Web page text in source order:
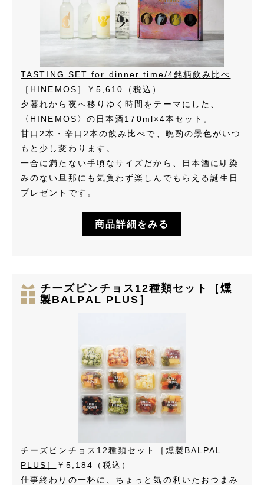
TASTING SET for dinner time/4銘柄飲み比べ
［HINEMOS］
￥5,610（税込）
夕暮れから夜へ移りゆく時間をテーマにした、
〈HINEMOS〉の日本酒170ml×4本セット。
甘口2本・辛口2本の飲み比べで、晩酌の景色がいつ
もと少し変わります。
一合に満たない手頃なサイズだから、日本酒に馴染
みのない旦那にも気負わず楽しんでもらえる誕生日
プレゼントです。
商品詳細をみる
チーズピンチョス12種類セット［燻
製BALPAL PLUS］
チーズピンチョス12種類セット［燻製BALPAL
PLUS］
￥5,184（税込）
仕事終わりの一杯に、ちょっと気の利いたおつまみ